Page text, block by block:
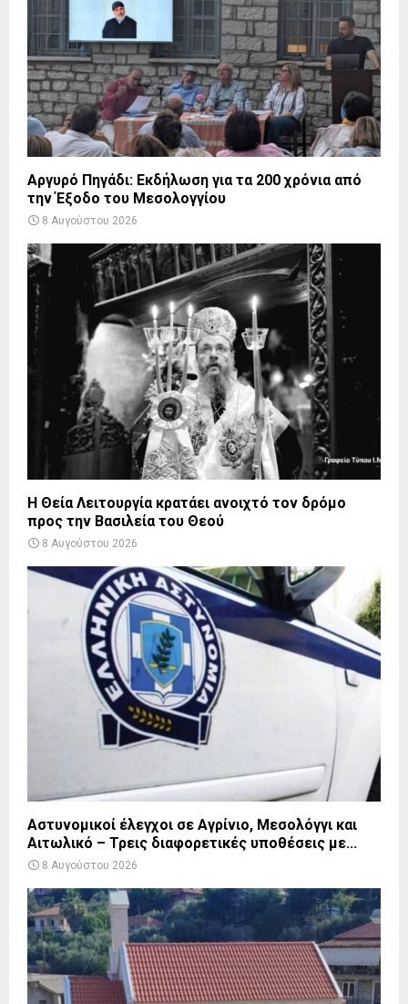
Αργυρό Πηγάδι: Εκδήλωση για τα 200 χρόνια από
την Έξοδο του Μεσολογγίου
8 Αυγούστου 2026
Η Θεία Λειτουργία κρατάει ανοιχτό τον δρόμο
προς την Βασιλεία του Θεού
8 Αυγούστου 2026
Αστυνομικοί έλεγχοι σε Αγρίνιο, Μεσολόγγι και
Αιτωλικό – Τρεις διαφορετικές υποθέσεις με...
8 Αυγούστου 2026